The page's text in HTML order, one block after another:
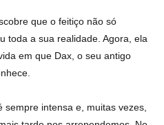
que o feitiço não só
toda a sua realidade. Agora, ela
em que Dax, o seu antigo
sempre intensa e, muitas vezes,